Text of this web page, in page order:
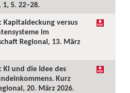
1, S. 22–28.
Kapitaldeckung versus
im
Regional, 13. März
KI und die Idee des
Kurz
20. März 2026.